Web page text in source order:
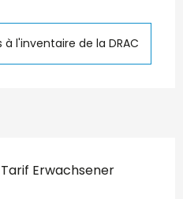
l'inventaire de la DRAC
Erwachsener